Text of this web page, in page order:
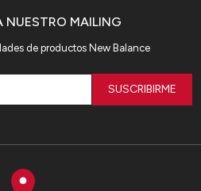
NUESTRO MAILING
de productos New Balance
SUSCRIBIRME